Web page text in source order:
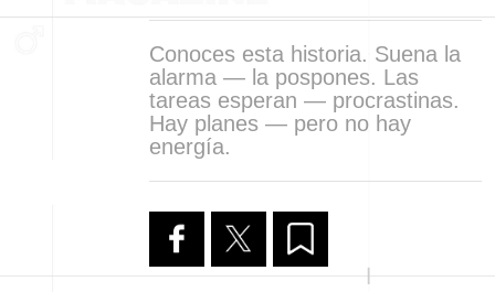
Conoces esta historia. Suena la
alarma — la pospones. Las
tareas esperan — procrastinas.
Hay planes — pero no hay
energía.